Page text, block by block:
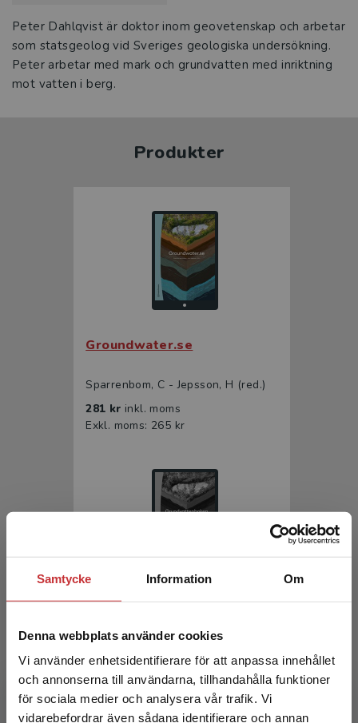
Samtycke Information Om
Denna webbplats använder cookies
Vi använder enhetsidentifierare för att anpassa innehållet
och annonserna till användarna, tillhandahålla funktioner
för sociala medier och analysera vår trafik. Vi
vidarebefordrar även sådana identifierare och annan
Begränsad fraktregion
Peter Dahlqvist är doktor inom geovetenskap och arbetar
som statsgeolog vid Sveriges geologiska undersökning.
Peter arbetar med mark och grundvatten med inriktning
mot vatten i berg.
Produkter
Groundwater.se
Sparrenbom, C - Jepsson, H (red.)
281 kr inkl. moms
Exkl. moms: 265 kr
Grundvattenboken
Sparrenbom, C - Jeppsson, H (red.)